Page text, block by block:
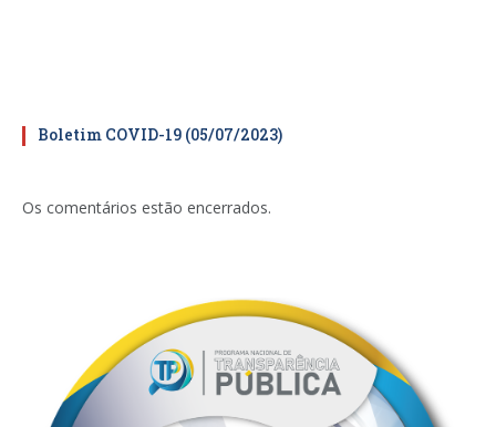
Boletim COVID-19 (05/07/2023)
Os comentários estão encerrados.